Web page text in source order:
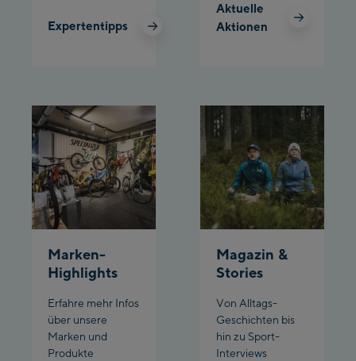
Schladming:
Charly Kahr
Bikeworld Schladming
Expertentipps
Aktuelle
Aktionen
Marken-
Highlights
Erfahre mehr Infos
über unsere
Marken und
Produkte
Magazin &
Stories
Von Alltags-
Geschichten bis
hin zu Sport-
Interviews